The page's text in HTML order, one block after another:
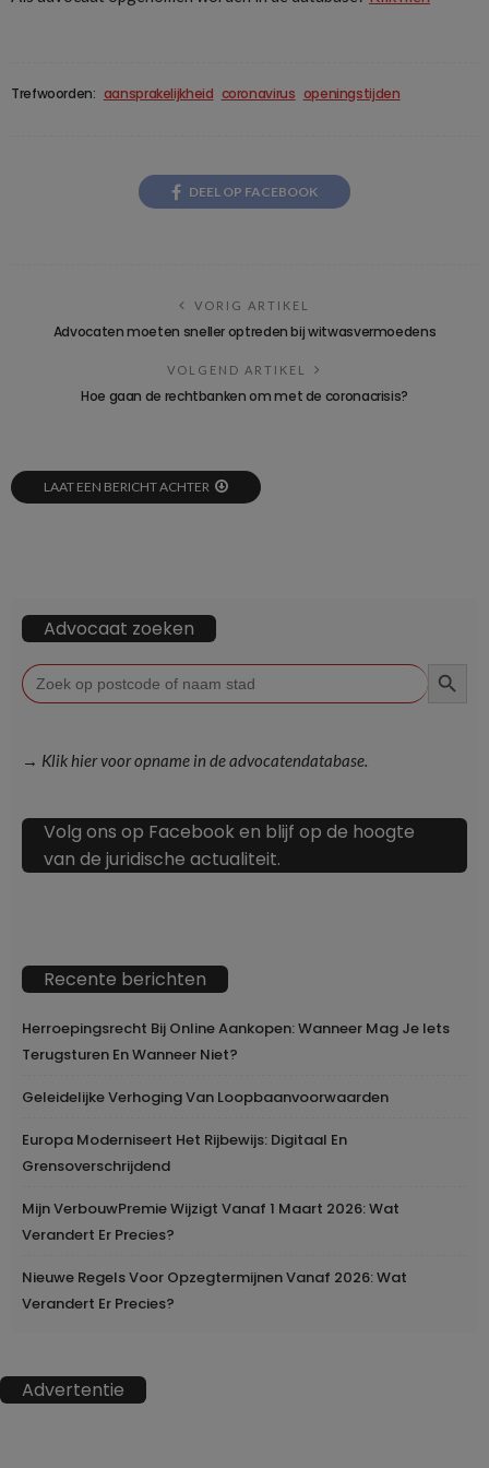
Trefwoorden: aansprakelijkheid coronavirus openingstijden
DEEL OP FACEBOOK
VORIG ARTIKEL
Advocaten moeten sneller optreden bij witwasvermoedens
VOLGEND ARTIKEL
Hoe gaan de rechtbanken om met de coronacrisis?
LAAT EEN BERICHT ACHTER
Advocaat zoeken
Zoek
naar:
→ Klik hier voor opname in de advocatendatabase.
Volg ons op Facebook en blijf op de hoogte
van de juridische actualiteit.
Recente berichten
Herroepingsrecht Bij Online Aankopen: Wanneer Mag Je Iets
Terugsturen En Wanneer Niet?
Geleidelijke Verhoging Van Loopbaanvoorwaarden
Europa Moderniseert Het Rijbewijs: Digitaal En
Grensoverschrijdend
Mijn VerbouwPremie Wijzigt Vanaf 1 Maart 2026: Wat
Verandert Er Precies?
Nieuwe Regels Voor Opzegtermijnen Vanaf 2026: Wat
Verandert Er Precies?
Advertentie